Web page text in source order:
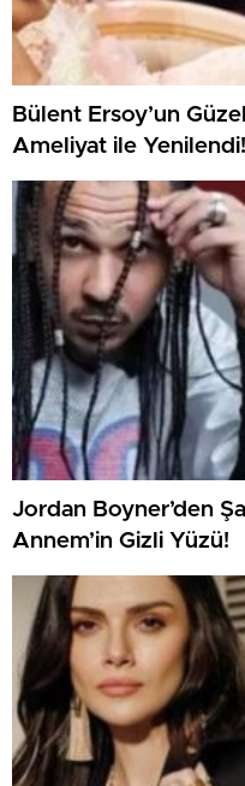
Bülent Ersoy’un
Ameliyat ile Yenilendi!
Jordan Boyner’den
Annem’in Gizli Yüzü!